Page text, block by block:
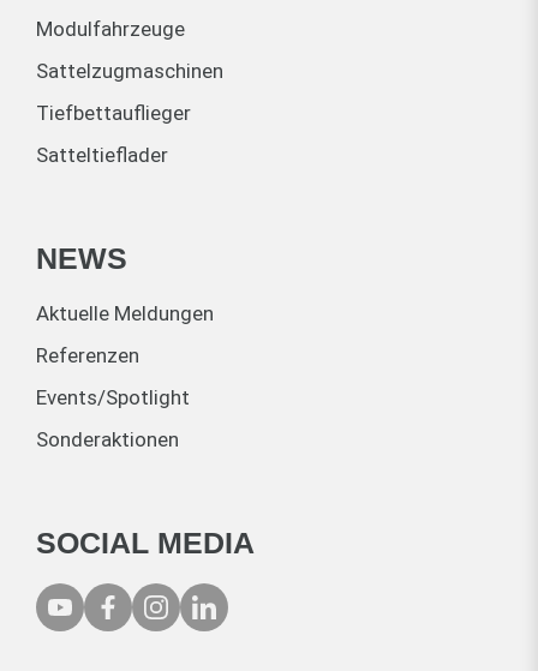
Modulfahrzeuge
Sattelzugmaschinen
Tiefbettauflieger
Satteltieflader
NEWS
Aktuelle Meldungen
Referenzen
Events/Spotlight
Sonderaktionen
SOCIAL MEDIA